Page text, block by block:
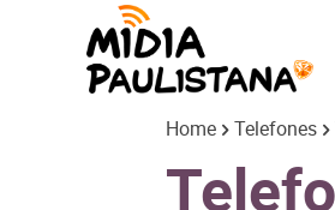
Home Telefones